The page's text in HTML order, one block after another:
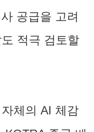
공급을 고려
적극 검토할
체의 AI 체감